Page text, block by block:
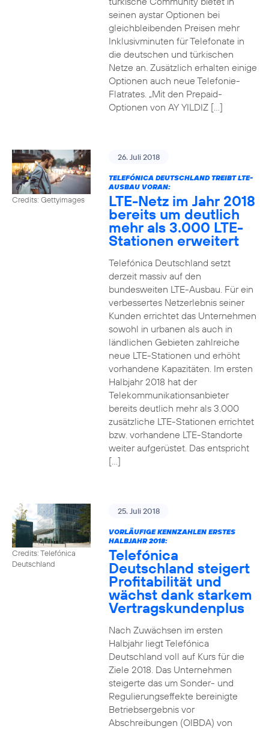
seinen aystar Optionen bei
gleichbleibenden Preisen mehr
Inklusivminuten für Telefonate in
die deutschen und türkischen
Netze an. Zusätzlich erhalten einige
Optionen auch neue Telefonie-
Flatrates. „Mit den Prepaid-
Optionen von AY YILDIZ […]
Credits: Gettyimages
26. Juli 2018
TELEFÓNICA DEUTSCHLAND TREIBT LTE-
AUSBAU VORAN:
LTE-Netz im Jahr 2018
bereits um deutlich
mehr als 3.000 LTE-
Stationen erweitert
Telefónica Deutschland setzt
derzeit massiv auf den
bundesweiten LTE-Ausbau. Für ein
verbessertes Netzerlebnis seiner
Kunden errichtet das Unternehmen
sowohl in urbanen als auch in
ländlichen Gebieten zahlreiche
neue LTE-Stationen und erhöht
vorhandene Kapazitäten. Im ersten
Halbjahr 2018 hat der
Telekommunikationsanbieter
bereits deutlich mehr als 3.000
zusätzliche LTE-Stationen errichtet
bzw. vorhandene LTE-Standorte
weiter aufgerüstet. Das entspricht
[…]
Credits: Telefónica
Deutschland
25. Juli 2018
VORLÄUFIGE KENNZAHLEN ERSTES
HALBJAHR 2018:
Telefónica
Deutschland steigert
Profitabilität und
wächst dank starkem
Vertragskundenplus
Nach Zuwächsen im ersten
Halbjahr liegt Telefónica
Deutschland voll auf Kurs für die
Ziele 2018. Das Unternehmen
steigerte das um Sonder- und
Regulierungseffekte bereinigte
Betriebsergebnis vor
Abschreibungen (OIBDA) von